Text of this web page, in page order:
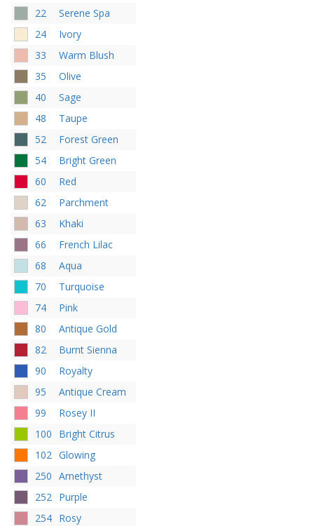
22
Serene Spa
24
Ivory
33
Warm Blush
35
Olive
40
Sage
48
Taupe
52
Forest Green
54
Bright Green
60
Red
62
Parchment
63
Khaki
66
French Lilac
68
Aqua
70
Turquoise
74
Pink
80
Antique Gold
82
Burnt Sienna
90
Royalty
95
Antique Cream
99
Rosey II
100
Bright Citrus
102 Glowing
250 Amethyst
252 Purple
254 Rosy